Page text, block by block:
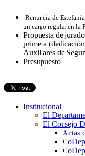
Renuncia de
un cargo regular en la
Propuesta de
primera
Auxiliares de
Presupuesto
Institucional
El
El Consejo
Actas